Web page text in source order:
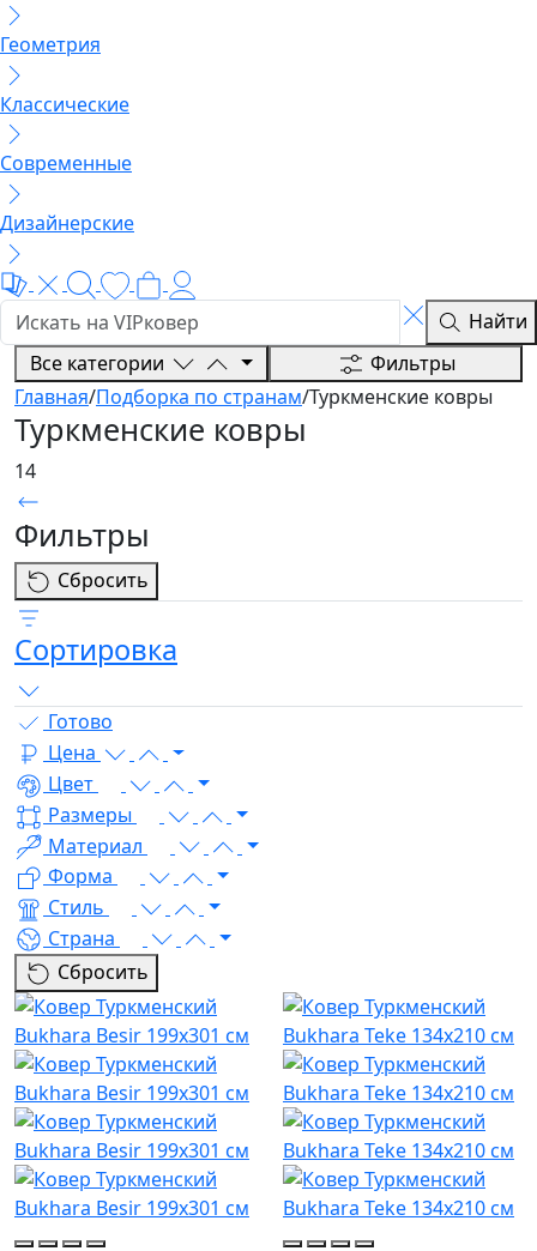
Геометрия
Классические
Современные
Дизайнерские
Найти
Все категории
Фильтры
Главная/Подборка по странам/Туркменские ковры
Туркменские ковры
14
Фильтры
Сбросить
Сортировка
Готово
Цена
Цвет
Размеры
Материал
Форма
Стиль
Страна
Сбросить